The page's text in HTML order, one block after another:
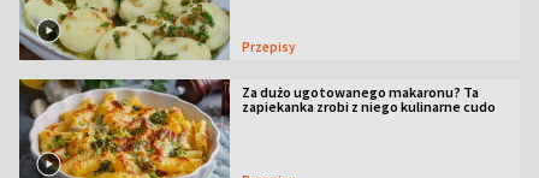
Przepisy
Za dużo ugotowanego makaronu? Ta
zapiekanka zrobi z niego kulinarne cudo